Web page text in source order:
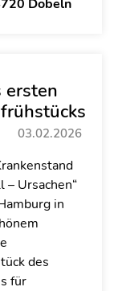
Döbeln
ersten
03.02.2026
Ursachen“
in
des
für